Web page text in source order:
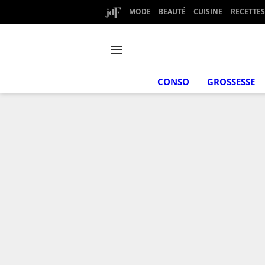
MODE BEAUTÉ CUISINE RECETTES
CONSO GROSSESSE